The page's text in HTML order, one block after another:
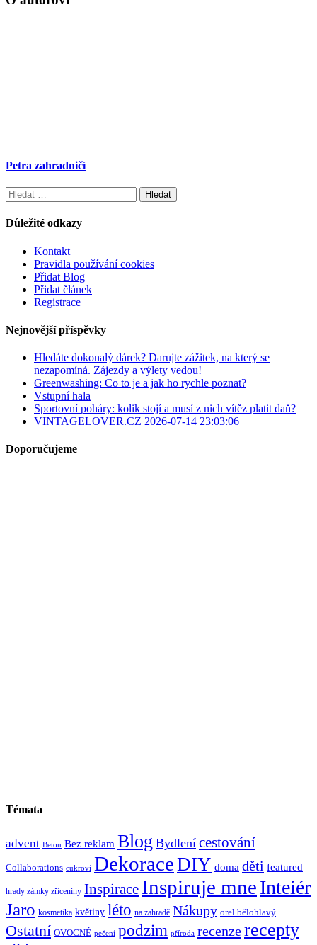
Petra zahradničí
Vyhledávání
Důležité odkazy
Kontakt
Pravidla používání cookies
Přidat Blog
Přidat článek
Registrace
Nejnovější příspěvky
Hledáte dokonalý dárek? Darujte zážitek, na který se
nezapomíná. Zájezdy a výlety vedou!
Greenwashing: Co to je a jak ho rychle poznat?
Vstupní hala
Sportovní poháry: kolik stojí a musí z nich vítěz platit daň?
VINTAGELOVER.CZ 2026-07-14 23:03:06
Doporučujeme
Témata
advent Beton Bez reklam Blog Bydlení cestování
Collaborations cukroví DekoraceDIY doma děti featured
hrady zámky zříceniny Inspirace Inspiruje mneInteiér
Jaro kosmetika květiny léto na zahradě Nákupy orel bělohlavý
Ostatní OVOCNÉ pečení podzim příroda recenzerecepty